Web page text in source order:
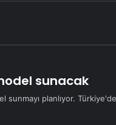
sunacak
planlıyor.